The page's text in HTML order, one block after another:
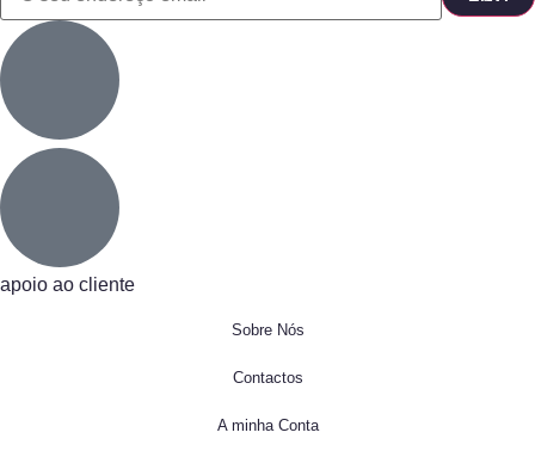
apoio ao cliente
Sobre Nós
Contactos
A minha Conta